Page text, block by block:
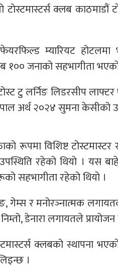
टोस्टमास्टर्स क्लब
म्यारियट
१०० जनाको सहभागीता
टु लर्निङ लिडरसीप लाफ्टर
अर्थ २०२४ सुमना केसीको
रूपमा विशिष्ट
रहेको थियो । यस
सहभागीता रहेको थियो ।
गेम्स र मनोरञ्नात्मक
डेनारा लगायतले
क्लबको स्थापना
।